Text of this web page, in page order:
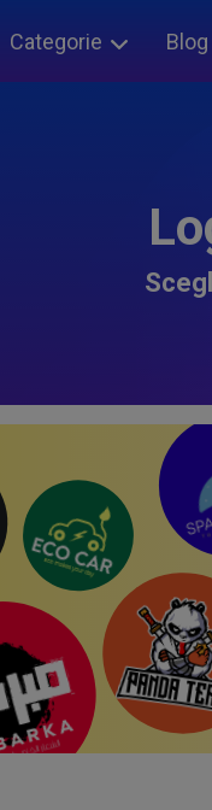
Categorie Blog